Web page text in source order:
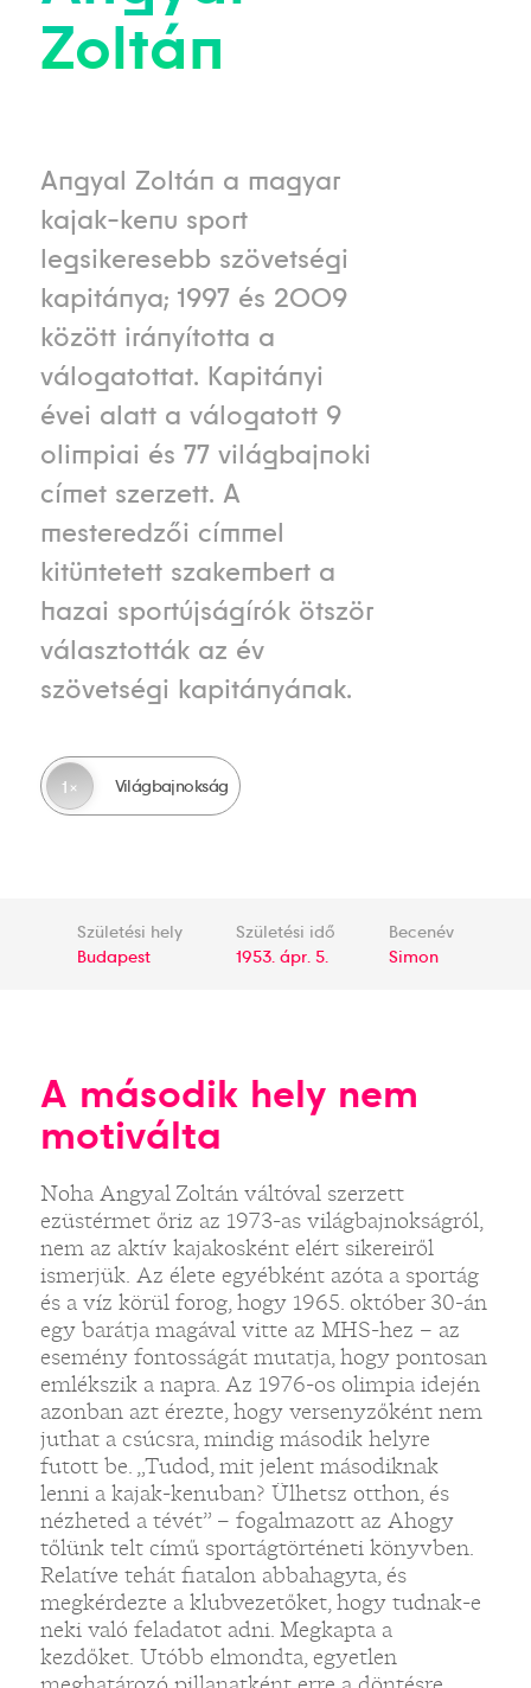
Zoltán
Angyal Zoltán a magyar
kajak-kenu sport
legsikeresebb szövetségi
kapitánya; 1997 és 2009
között irányította a
válogatottat. Kapitányi
évei alatt a válogatott 9
olimpiai és 77 világbajnoki
címet szerzett. A
mesteredzői címmel
kitüntetett szakembert a
hazai sportújságírók ötször
választották az év
szövetségi kapitányának.
1 Világbajnokság
Születési hely
Budapest
Születési idő
1953. ápr. 5.
Becenév
Simon
A második hely nem
motiválta
Noha Angyal Zoltán váltóval szerzett
ezüstérmet őriz az 1973-as világbajnokságról,
nem az aktív kajakosként elért sikereiről
ismerjük. Az élete egyébként azóta a sportág
és a víz körül forog, hogy 1965. október 30-án
egy barátja magával vitte az MHS-hez – az
esemény fontosságát mutatja, hogy pontosan
emlékszik a napra. Az 1976-os olimpia idején
azonban azt érezte, hogy versenyzőként nem
juthat a csúcsra, mindig második helyre
futott be. „Tudod, mit jelent másodiknak
lenni a kajak-kenuban? Ülhetsz otthon, és
nézheted a tévét” – fogalmazott az Ahogy
tőlünk telt című sportágtörténeti könyvben.
Relatíve tehát fiatalon abbahagyta, és
megkérdezte a klubvezetőket, hogy tudnak-e
neki való feladatot adni. Megkapta a
kezdőket. Utóbb elmondta, egyetlen